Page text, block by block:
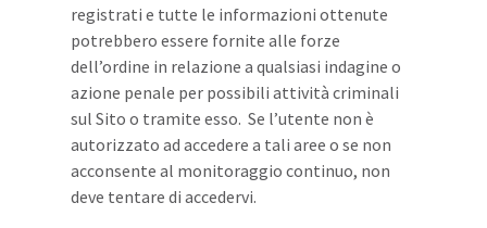
registrati e tutte le informazioni ottenute
potrebbero essere fornite alle forze
dell’ordine in relazione a qualsiasi indagine o
azione penale per possibili attività criminali
sul Sito o tramite esso. Se l’utente non è
autorizzato ad accedere a tali aree o se non
acconsente al monitoraggio continuo, non
deve tentare di accedervi.